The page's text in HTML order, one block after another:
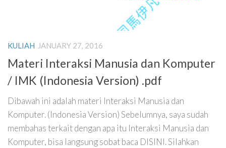
KULIAH JANUARY 27, 2016
Materi Interaksi Manusia dan Komputer
/ IMK (Indonesia Version) .pdf
Dibawah ini adalah materi Interaksi Manusia dan
Komputer. (Indonesia Version) Sebelumnya, saya sudah
membahas terkait dengan apa itu Interaksi Manusia dan
Komputer, bisa langsung sobat baca DISINI. Silahkan